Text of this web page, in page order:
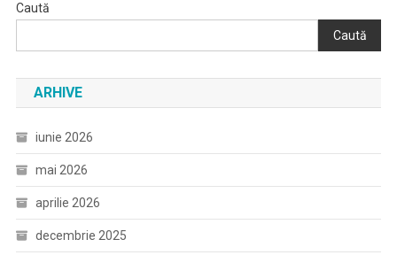
03
A
De
Nouă
Caută
Caută
ARHIVE
iunie 2026
mai 2026
aprilie 2026
decembrie 2025